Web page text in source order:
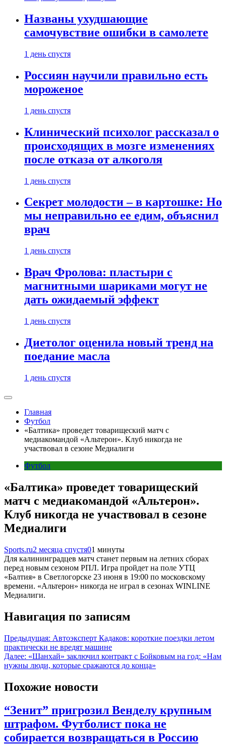
Названы ухудшающие
самочувствие ошибки в самолете
1 день спустя
Россиян научили правильно есть
мороженое
1 день спустя
Клинический психолог рассказал о
происходящих в мозге изменениях
после отказа от алкоголя
1 день спустя
Секрет молодости – в картошке: Но
мы неправильно ее едим, объяснил
врач
1 день спустя
Врач Фролова: пластыри с
магнитными шариками могут не
дать ожидаемый эффект
1 день спустя
Диетолог оценила новый тренд на
поедание масла
1 день спустя
Главная
Футбол
«Балтика» проведет товарищеский матч с
медиакомандой «Альтерон». Клуб никогда не
участвовал в сезоне Медиалиги
Футбол
«Балтика» проведет товарищеский
матч с медиакомандой «Альтерон».
Клуб никогда не участвовал в сезоне
Медиалиги
Sports.ru2 месяца спустя01 минуты
Для калининградцев матч станет первым на летних сборах
перед новым сезоном РПЛ. Игра пройдет на поле УТЦ
«Балтия» в Светлогорске 23 июня в 19:00 по московскому
времени. «Альтерон» никогда не играл в сезонах WINLINE
Медиалиги.
Навигация по записям
Предыдущая: Автоэксперт Кадаков: короткие поездки летом
практически не вредят машине
Далее: «Шанхай» заключил контракт с Бойковым на год: «Нам
нужны люди, которые сражаются до конца»
Похожие новости
“Зенит” пригрозил Венделу крупным
штрафом. Футболист пока не
собирается возвращаться в Россию